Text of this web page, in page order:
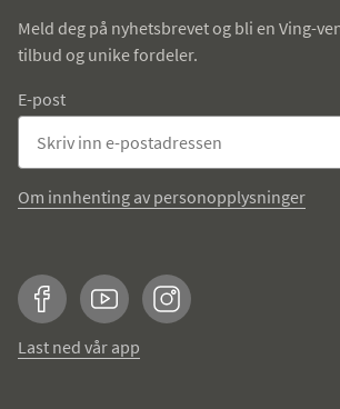
Meld deg på nyhetsbrevet og bli en Ving-
tilbud og unike fordeler.
E-post
Om innhenting av personopplysninger
FacebookYouTubeInstagram
Last ned vår app